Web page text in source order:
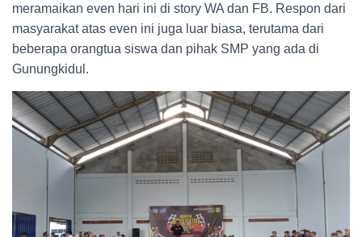
meramaikan even hari ini di story WA dan FB. Respon dari
masyarakat atas even ini juga luar biasa, terutama dari
beberapa orangtua siswa dan pihak SMP yang ada di
Gunungkidul.